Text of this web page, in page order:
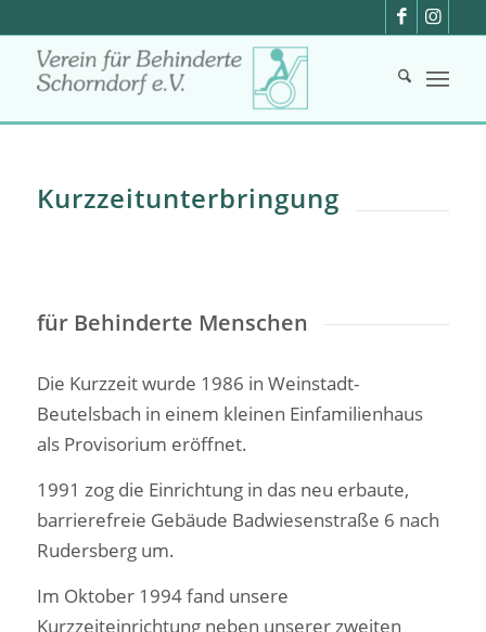
Kurzzeitunterbringung
für Behinderte Menschen
Die Kurzzeit wurde 1986 in Weinstadt-
Beutelsbach in einem kleinen Einfamilienhaus
als Provisorium eröffnet.
1991 zog die Einrichtung in das neu erbaute,
barrierefreie Gebäude Badwiesenstraße 6 nach
Rudersberg um.
Im Oktober 1994 fand unsere
Kurzzeiteinrichtung neben unserer zweiten